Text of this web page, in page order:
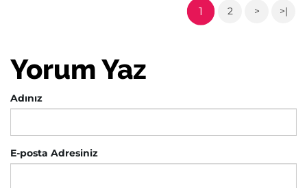
1 2 > >|
Yorum Yaz
Adınız
E-posta Adresiniz